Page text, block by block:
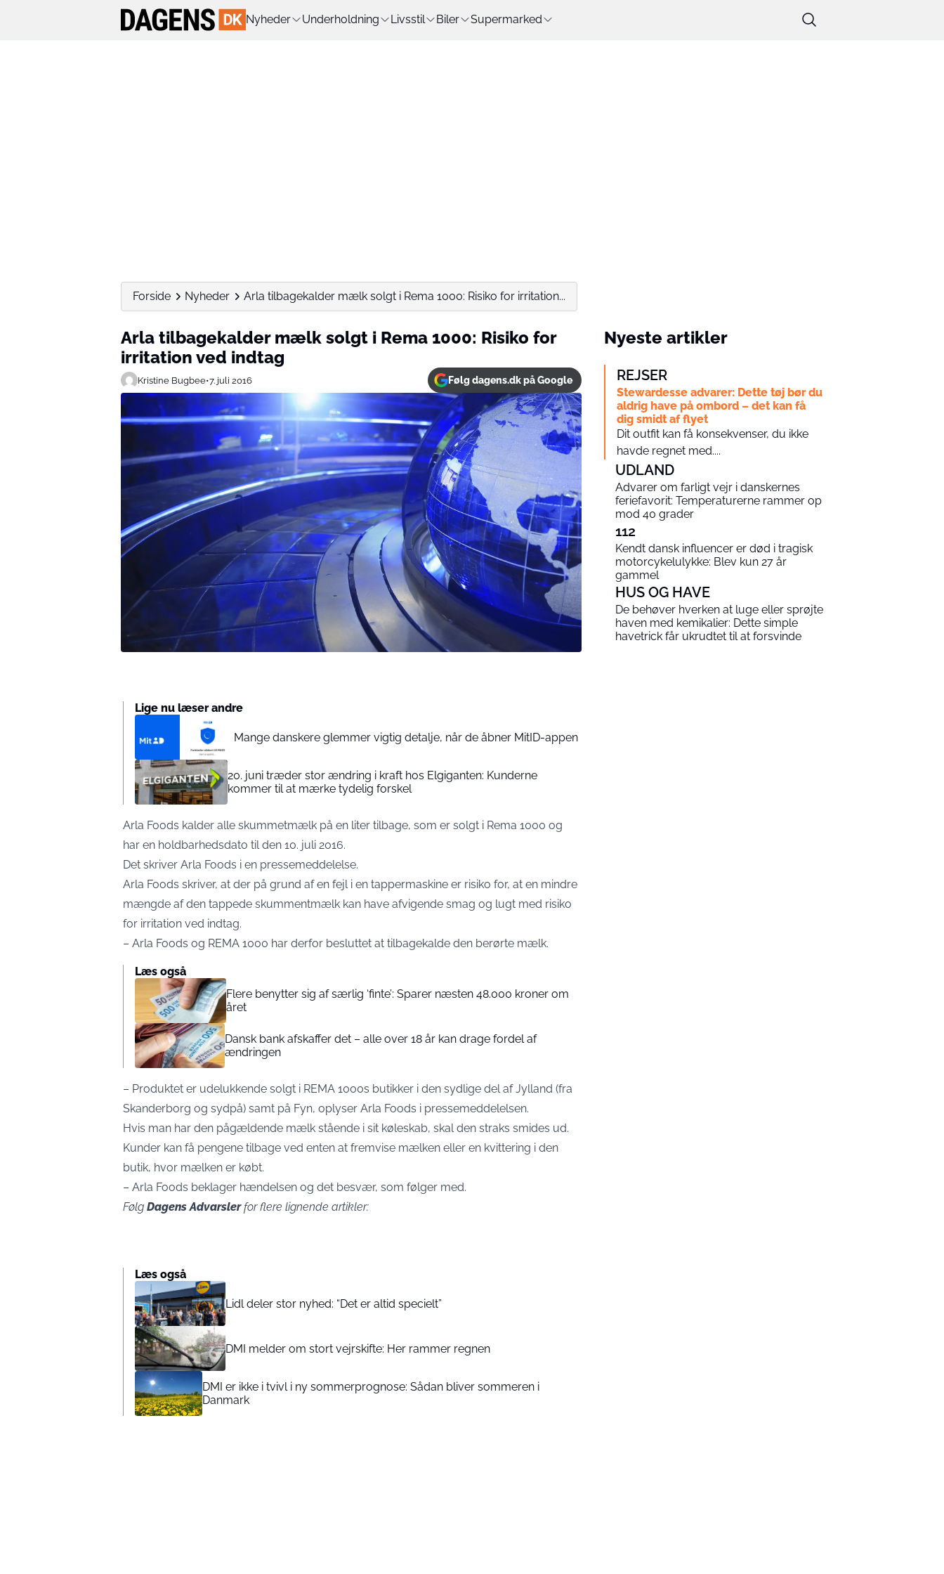
Nyheder Underholdning Livsstil Biler Supermarked
Forside Nyheder Arla tilbagekalder mælk solgt i Rema 1000: Risiko for irritation...
Arla tilbagekalder mælk solgt i Rema 1000: Risiko for
irritation ved indtag
Kristine Bugbee•7. juli 2016 Følg dagens.dk på Google
Lige nu læser andre
Mange danskere glemmer vigtig detalje, når de åbner MitID-appen
20. juni træder stor ændring i kraft hos Elgiganten: Kunderne
kommer til at mærke tydelig forskel
Arla Foods kalder alle skummetmælk på en liter tilbage, som er solgt i Rema 1000 og
har en holdbarhedsdato til den 10. juli 2016.
Det skriver Arla Foods i en pressemeddelelse.
Arla Foods skriver, at der på grund af en fejl i en tappermaskine er risiko for, at en mindre
mængde af den tappede skummentmælk kan have afvigende smag og lugt med risiko
for irritation ved indtag.
– Arla Foods og REMA 1000 har derfor besluttet at tilbagekalde den berørte mælk.
Læs også
Flere benytter sig af særlig ‘finte’: Sparer næsten 48.000 kroner om
året
Dansk bank afskaffer det – alle over 18 år kan drage fordel af
ændringen
– Produktet er udelukkende solgt i REMA 1000s butikker i den sydlige del af Jylland (fra
Skanderborg og sydpå) samt på Fyn, oplyser Arla Foods i pressemeddelelsen.
Hvis man har den pågældende mælk stående i sit køleskab, skal den straks smides ud.
Kunder kan få pengene tilbage ved enten at fremvise mælken eller en kvittering i den
butik, hvor mælken er købt.
– Arla Foods beklager hændelsen og det besvær, som følger med.
Følg Dagens Advarslerfor flere lignende artikler:
Læs også
Lidl deler stor nyhed: “Det er altid specielt”
DMI melder om stort vejrskifte: Her rammer regnen
DMI er ikke i tvivl i ny sommerprognose: Sådan bliver sommeren i
Danmark
Nyeste artikler
REJSER
Stewardesse advarer: Dette tøj bør du
aldrig have på ombord – det kan få
dig smidt af flyet
Dit outfit kan få konsekvenser, du ikke
havde regnet med....
UDLAND
Advarer om farligt vejr i danskernes
feriefavorit: Temperaturerne rammer op
mod 40 grader
112
Kendt dansk influencer er død i tragisk
motorcykelulykke: Blev kun 27 år
gammel
HUS OG HAVE
De behøver hverken at luge eller sprøjte
haven med kemikalier: Dette simple
havetrick får ukrudtet til at forsvinde